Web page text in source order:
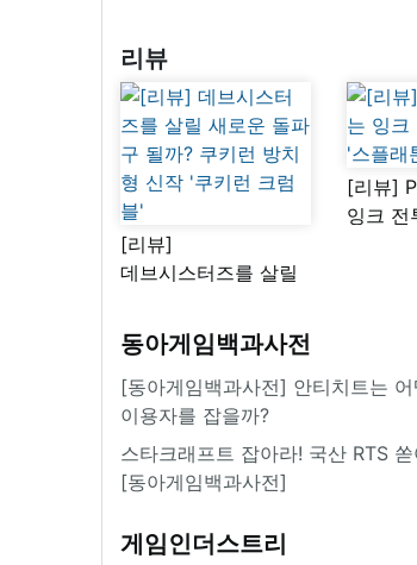
자연스럽게 세상이
넓어지는 재미를
추구했다”
리뷰
[리뷰]
데브시스터즈를 살릴
쿠키런 방치형 신작
'쿠키런 크럼블'
[리뷰]
잉크 전
동아게임백과사전
[동아게임백과사전] 안티치트는 어
이용자를 잡을까?
스타크래프트 잡아라! 국산 RTS
[동아게임백과사전]
게임인더스트리